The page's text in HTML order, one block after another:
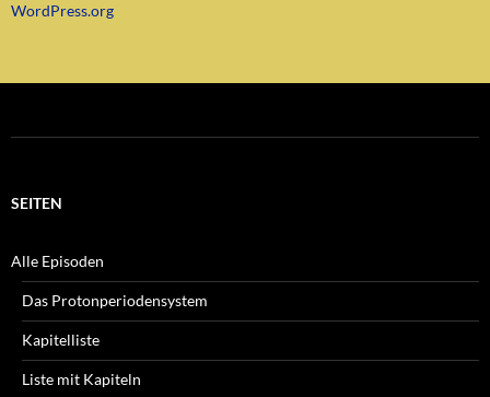
WordPress.org
SEITEN
Alle Episoden
Das Protonperiodensystem
Kapitelliste
Liste mit Kapiteln